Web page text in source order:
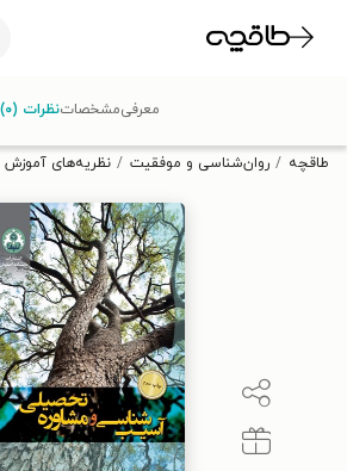
تخفیف از طاقچه دریافت کن.
طاقچه روان‌شناسی و موفقیت نظریه‌های آموزش
معرفیمشخصاتنظرات (۰)